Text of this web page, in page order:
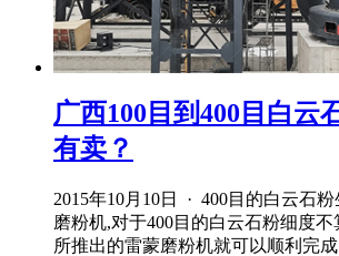
广西100目到400目白云
有卖？
2015年10月10日 · 400目的白云石
磨粉机,对于400目的白云石粉细度不
所推出的雷蒙磨粉机就可以顺利完